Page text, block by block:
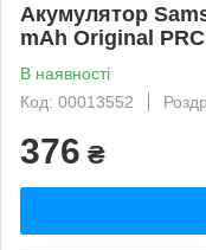
Акумулятор
mAh Original PRC
В наявності
Код: 00013552
376 ₴